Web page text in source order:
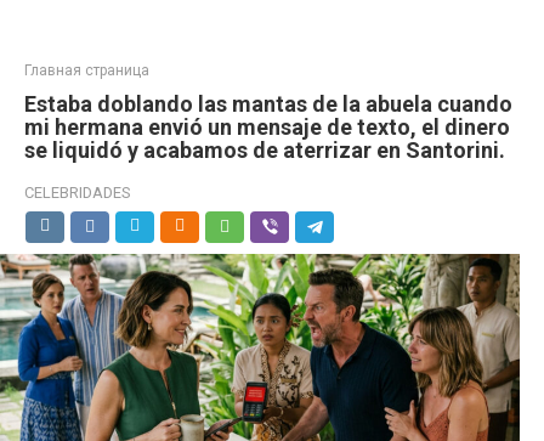
Главная страница
Estaba doblando las mantas de la abuela cuando
mi hermana envió un mensaje de texto, el dinero
se liquidó y acabamos de aterrizar en Santorini.
CELEBRIDADES